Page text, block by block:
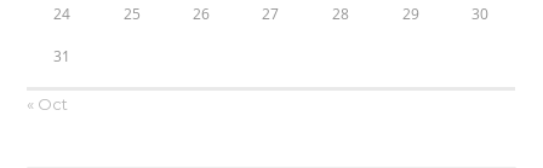
24 25 26 27 28 29 30
31
« Oct